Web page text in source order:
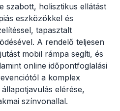
szabott, holisztikus ellátást
eszközökkel és
tapasztalt
A rendelő teljesen
mobil rámpa segíti, és
online időpontfoglalási
a komplex
elérése,
színvonallal.